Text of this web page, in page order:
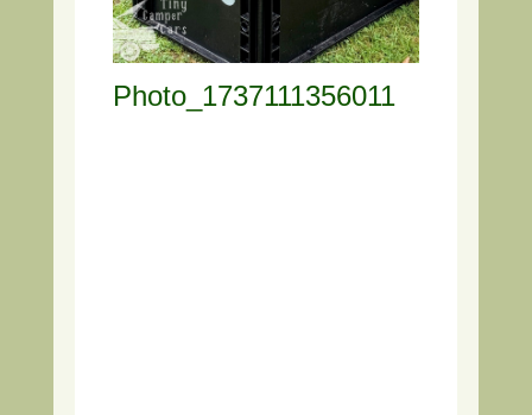
Photo_1737111356011